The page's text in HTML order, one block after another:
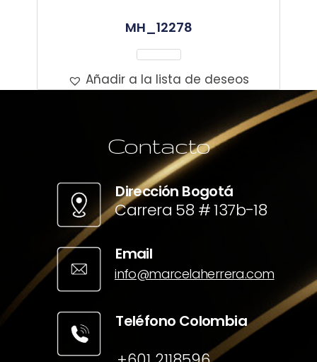
MH_12278
Leer Más
Añadir a la lista de deseos
Contacto
Dirección Bogotá
Carrera 58 # 137b-18
Email
info@marcelaherrera.com
Teléfono Colombia